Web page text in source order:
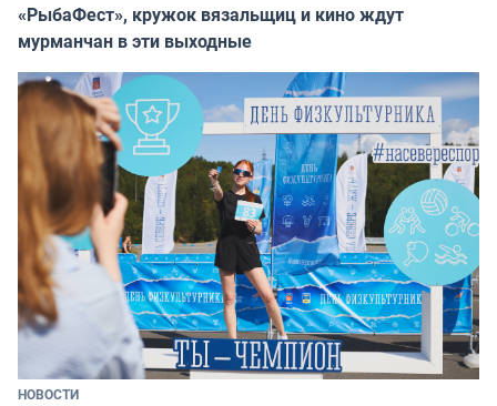
«РыбаФест», кружок вязальщиц и кино ждут
мурманчан в эти выходные
НОВОСТИ